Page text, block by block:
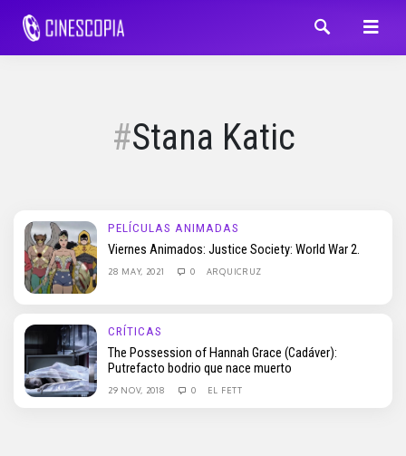
Stana Katic
PELÍCULAS ANIMADAS
Viernes Animados: Justice Society: World War 2.
28 MAY, 2021 0 ARQUICRUZ
CRÍTICAS
The Possession of Hannah Grace (Cadáver):
Putrefacto bodrio que nace muerto
29 NOV, 2018 0 EL FETT